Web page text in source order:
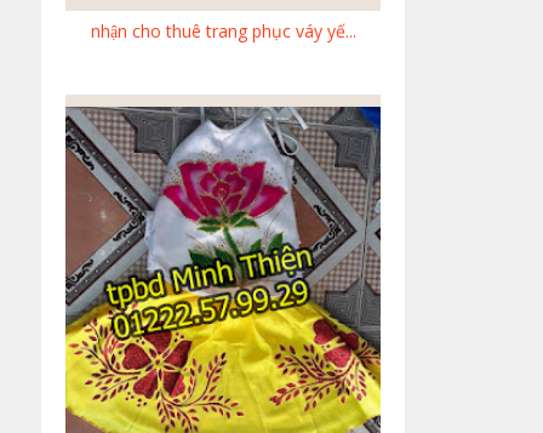
nhận cho thuê trang phục váy yế...